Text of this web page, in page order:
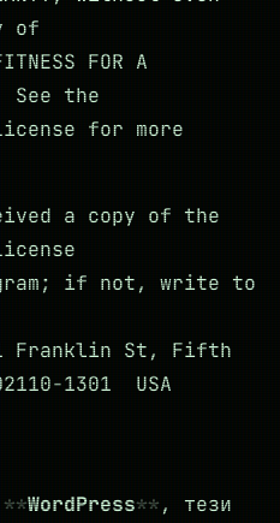
of
FOR A
See the
for more
a copy of the
if not, write to
Franklin St, Fifth
1301 USA
WordPress
, тези